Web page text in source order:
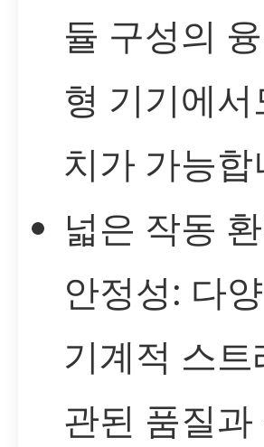
듈 구성의
형 기기에
치가 가능합
넓은 작동
안정성: 다
기계적 스
관된 품질